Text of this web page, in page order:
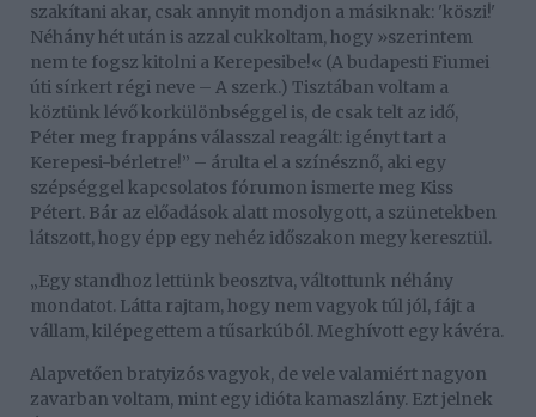
szakítani akar, csak annyit mondjon a másiknak: 'köszi!'
Néhány hét után is azzal cukkoltam, hogy »szerintem
nem te fogsz kitolni a Kerepesibe!« (A budapesti Fiumei
úti sírkert régi neve – A szerk.) Tisztában voltam a
köztünk lévő korkülönbséggel is, de csak telt az idő,
Péter meg frappáns válasszal reagált: igényt tart a
Kerepesi-bérletre!” – árulta el a színésznő, aki egy
szépséggel kapcsolatos fórumon ismerte meg Kiss
Pétert. Bár az előadások alatt mosolygott, a szünetekben
látszott, hogy épp egy nehéz időszakon megy keresztül.
„Egy standhoz lettünk beosztva, váltottunk néhány
mondatot. Látta rajtam, hogy nem vagyok túl jól, fájt a
vállam, kilépegettem a tűsarkúból. Meghívott egy kávéra.
Alapvetően bratyizós vagyok, de vele valamiért nagyon
zavarban voltam, mint egy idióta kamaszlány. Ezt jelnek